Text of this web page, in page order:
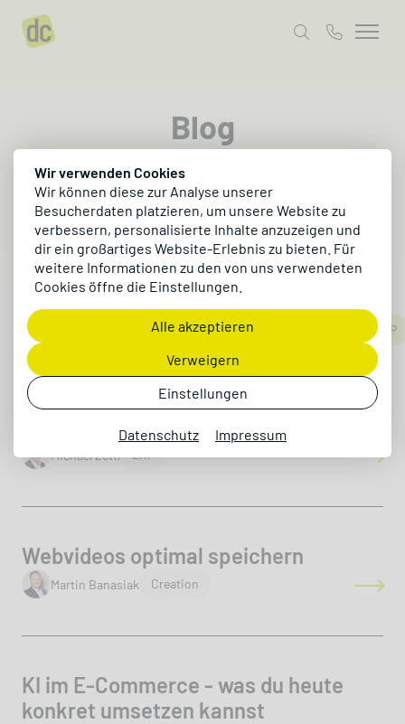
Wir verwenden Cookies
Wir können diese zur Analyse unserer
Besucherdaten platzieren, um unsere Website zu
verbessern, personalisierte Inhalte anzuzeigen und
dir ein großartiges Website-Erlebnis zu bieten. Für
weitere Informationen zu den von uns verwendeten
Cookies öffne die Einstellungen.
Alle akzeptieren
Verweigern
Einstellungen
Datenschutz Impressum
Blog
Lies, was Marken heute digital erfolgreich
macht – in Insights, Fachartikeln und klaren
Meinungen aus der Praxis.
E-Commerce Marketing ERP
E-Rechnung: Was Unternehmen jetzt
vorbereiten müssen
author
Michael Zettl ERP
Webvideos optimal speichern
author
Martin Banasiak Creation
KI im E-Commerce - was du heute
konkret umsetzen kannst